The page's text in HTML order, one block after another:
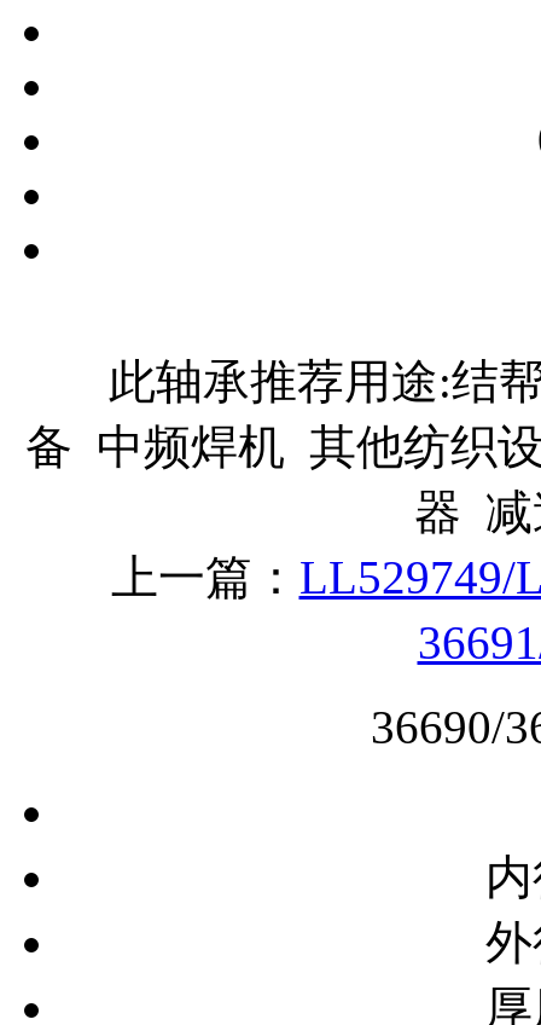
此轴承推荐用途:结
备 中频焊机 其他纺织
器
上一篇： LL529749/
36690/